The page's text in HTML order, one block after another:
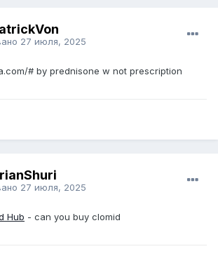
27 июля, 2025
# by prednisone w not prescription
27 июля, 2025
Hub - can you buy clomid